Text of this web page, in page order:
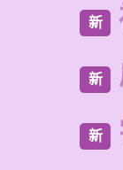
新
新
新